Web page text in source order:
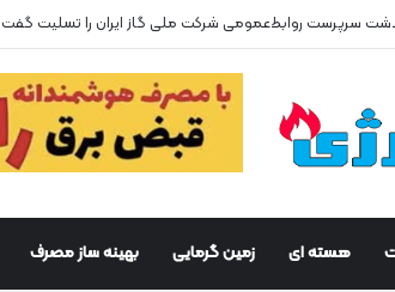
سرپرست روابط‌عمومی شرکت ملی گاز ایران را تسلیت گفت
هسته ای زمین گرمایی بهینه ساز مصرف